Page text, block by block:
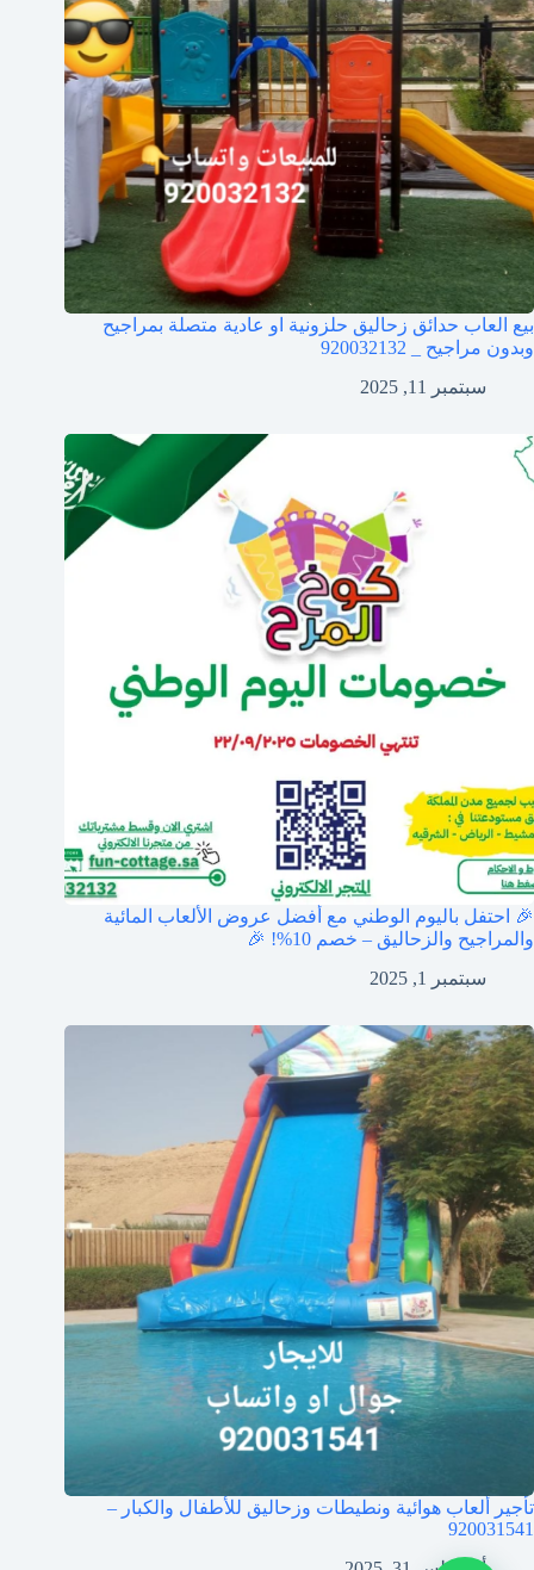
بيع العاب حدائق زحاليق حلزونية او عادية متصلة بمراجيح
وبدون مراجيح _ 920032132
سبتمبر 11, 2025
🎉 احتفل باليوم الوطني مع أفضل عروض الألعاب المائية
والمراجيح والزحاليق – خصم 10%! 🎉
سبتمبر 1, 2025
تأجير ألعاب هوائية ونطيطات وزحاليق للأطفال والكبار –
920031541